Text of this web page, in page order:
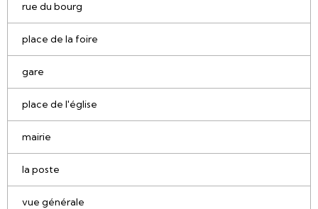
rue du bourg
place de la foire
gare
place de l'église
mairie
la poste
vue générale